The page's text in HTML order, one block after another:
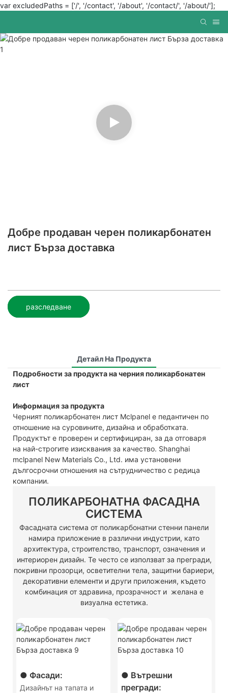
var excludedPaths = ['/', '/contact', '/about', '/contact/', '/about/'];
Добре продаван черен поликарбонатен
лист Бърза доставка
разследване
Детайл На Продукта
Подробности за продукта на черния поликарбонатен
лист
Информация за продукта
Черният поликарбонатен лист Mclpanel е педантичен по
отношение на суровините, дизайна и обработката.
Продуктът е проверен и сертифициран, за да отговаря
на най-строгите изисквания за качество. Shanghai
mclpanel New Materials Co., Ltd. има установени
дългосрочни отношения на сътрудничество с редица
компании.
ПОЛИКАРБОНАТНА ФАСАДНА
СИСТЕМА
Фасадната система от поликарбонатни стенни панели
намира приложение в различни индустрии, като
архитектура, строителство, транспорт, означения и
интериорен дизайн. Те често се използват за прегради,
покривни прозорци, осветителни тела, защитни бариери,
декоративни елементи и други приложения, където
комбинация от здравина, прозрачност и желана е
визуална естетика.
● Фасади:
Дизайнът на тапата и
● Вътрешни
прегради: